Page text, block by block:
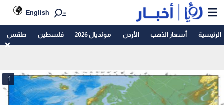
English
الرئيسية أسعار الذهب الأردن مونديال 2026 فلسطين طقس
1